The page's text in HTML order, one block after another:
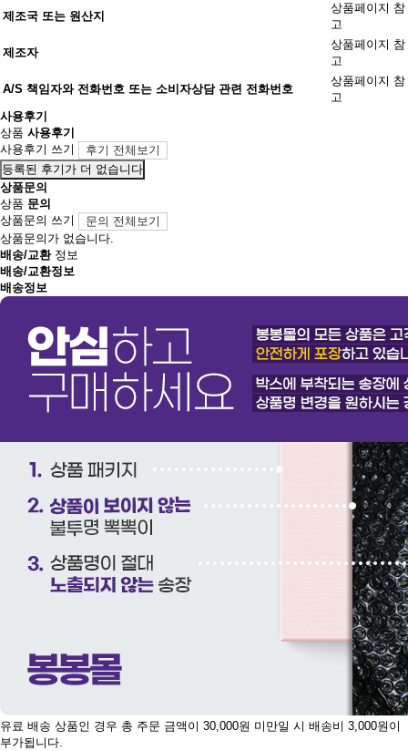
제조국 또는 원산지
상품페이지 참
고
제조자
상품페이지 참
고
A/S 책임자와 전화번호 또는 소비자상담 관련 전화번호
상품페이지 참
고
사용후기
상품 사용후기
사용후기 쓰기
후기 전체보기
등록된 후기가 더 없습니다
상품문의
상품 문의
상품문의 쓰기
문의 전체보기
상품문의가 없습니다.
배송/교환정보
배송/교환정보
배송정보
유료 배송 상품인 경우 총 주문 금액이 30,000원 미만일 시 배송비 3,000원이
부가됩니다.